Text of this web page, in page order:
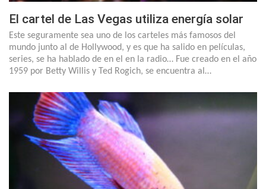
El cartel de Las Vegas utiliza energía solar
Este seguramente sea uno de los carteles más famosos del
mundo junto al de Hollywood, y es que ha salido en películas,
series, se ha hablado de en el en la radio… Fue creado en el año
1959 por Betty Willis y Ted Rogich, se encuentra al…